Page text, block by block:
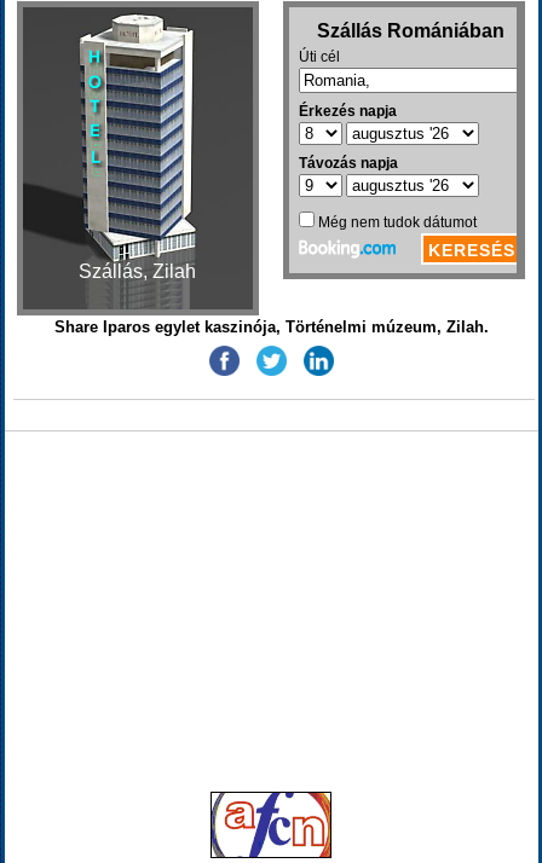
Szállás, Zilah
Share Iparos egylet kaszinója, Történelmi múzeum, Zilah.